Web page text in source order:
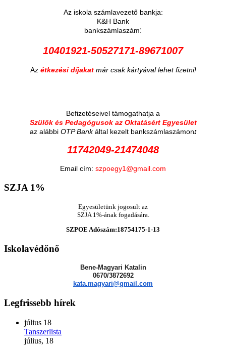
Az iskola számlavezető bankja:
K&H Bank
bankszámlaszám:
10401921-50527171-89671007
Az étkezési díjakat már csak kártyával lehet fizetni!
Befizetéseivel támogathatja a
Szülők és Pedagógusok az Oktatásért Egyesület
az alábbi OTP Bankáltal kezelt bankszámlaszámon:
11742049-21474048
Email cím: szpoegy1@gmail.com
SZJA1%
Egyesületünk jogosult az
SZJA 1%-ának fogadására.
SZPOE Adószám:18754175-1-13
Iskolavédőnő
Bene-Magyari Katalin
0670/3872692
kata.magyari@gmail.com
Legfrissebb hírek
július 18
Tanszerlista
július, 18